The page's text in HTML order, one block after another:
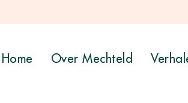
Home Over Mechteld